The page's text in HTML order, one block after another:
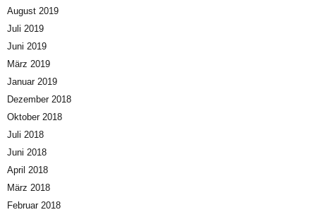
August 2019
Juli 2019
Juni 2019
März 2019
Januar 2019
Dezember 2018
Oktober 2018
Juli 2018
Juni 2018
April 2018
März 2018
Februar 2018